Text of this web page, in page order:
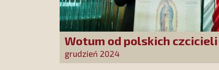
Wotum od polskich czcicieli
Guadalupe
grudzień 2024